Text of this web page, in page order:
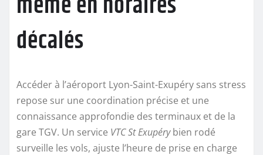
décalés
Accéder à l’aéroport Lyon-Saint-Exupéry sans stress
repose sur une coordination précise et une
connaissance approfondie des terminaux et de la
gare TGV. Un service VTC St Exupérybien rodé
surveille les vols, ajuste l’heure de prise en charge